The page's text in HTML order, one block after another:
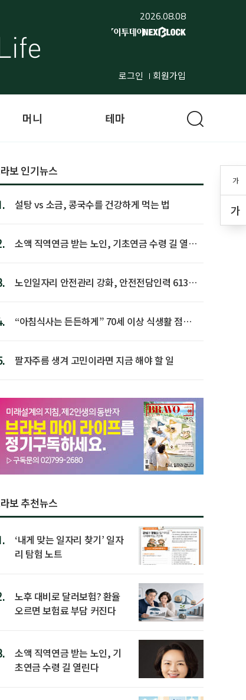
2026.08.08
로그인 회원가입
가
가
머니 테마
보 인기뉴스
설탕 vs 소금, 콩국수를 건강하게 먹는 법
소액 직역연금 받는 노인, 기초연금 수령 길 열린
노인일자리 안전관리 강화, 안전전담인력 613명
“아침식사는 든든하게” 70세 이상 식생활 점수
팔자주름 생겨 고민이라면 지금 해야 할 일
보 추천뉴스
‘내게 맞는 일자리 찾기’ 일자
리 탐험 노트
노후 대비로 달러보험? 환율
오르면 보험료 부담 커진다
소액 직역연금 받는 노인, 기
초연금 수령 길 열린다